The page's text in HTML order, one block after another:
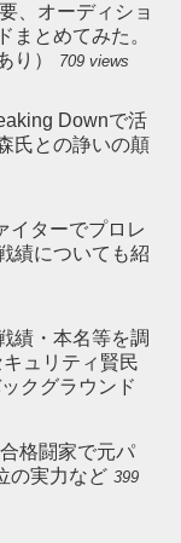
、オーディショ
まとめてみた。
り）
709 views
Downで活
氏との諍いの顛
イターでプロレ
績についても紹
績・本名等を調
ュリティ賢民
クグラウンド
格闘家で元パ
の実力など 399